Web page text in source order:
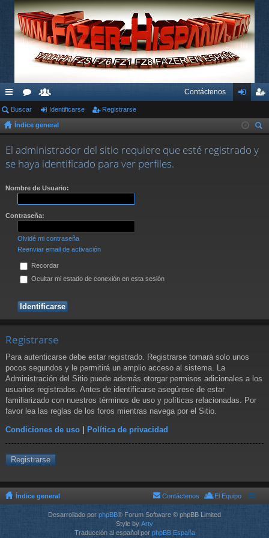
nl
ac
es
rá
s
or
os
su
ari
os
Contáctenos
nti
fic
ist
Buscar Identificarse Registrarse
Índice general
car
El administrador del sitio requiere que esté registrado y
se haya identificado para ver perfiles.
Nombre de Usuario:
Contraseña:
Olvidé mi contraseña
Reenviar email de activación
Recordar
Ocultar mi estado de conexión en esta sesión
Registrarse
Para autenticarse debe estar registrado. Registrarse tomará solo unos
pocos segundos y le permitirá un amplio acceso al sistema. La
Administración del Sitio puede además otorgar permisos adicionales a los
usuarios registrados. Antes de identificarse asegúrese de estar
familiarizado con nuestros términos de uso y políticas relacionadas. Por
favor lea las reglas de los foros mientras navega por el Sitio.
Condiciones de uso | Política de privacidad
Registrarse
Índice general El Equipo
Contáctenos
Desarrollado por phpBB® Forum Software © phpBB Limited
Style by Arty
Traducción al español por phpBB España